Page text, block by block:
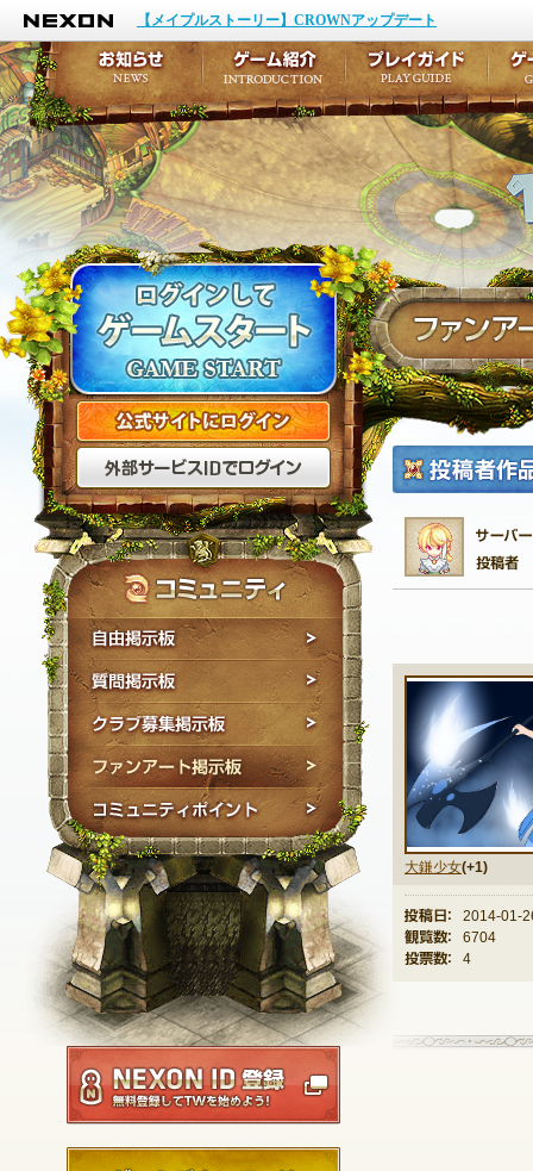
NEXON
【メイプルストーリー】CROWNアップデート
公式サイトにログイン
外部サービスIDでログ
質問掲示板
クラブ募集掲示板
ファンアート掲示板
コミュニティポイン
大鎌少女(+1)
投稿日：
2014-01-
観覧数：
6704
投票数：
4
お知らせ
イベント
アップデート
メンテナンス
ゲーム紹介
キャラクター作成
テイルズ初級者講座
ここだけは知ってお